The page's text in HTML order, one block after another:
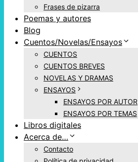
Frases de pizarra
Poemas y autores
Blog
Cuentos/Novelas/Ensayos
CUENTOS
CUENTOS BREVES
NOVELAS Y DRAMAS
ENSAYOS
ENSAYOS POR AUTOR
ENSAYOS POR TEMAS
Libros digitales
Acerca de…
Contacto